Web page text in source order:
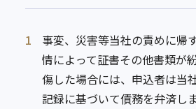
1
事変、災害等当社の責めに帰
情によって証書その他書類が
傷した場合には、申込者は当
記録に基づいて債務を弁済し